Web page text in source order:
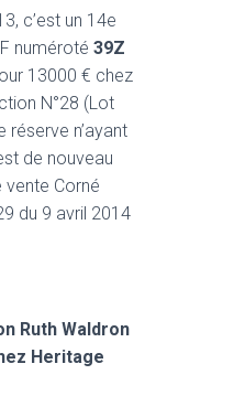
c’est un 14e
numéroté 39Z
13000 € chez
N°28 (Lot
réserve n’ayant
de nouveau
vente Corné
du 9 avril 2014
Ruth Waldron
Heritage